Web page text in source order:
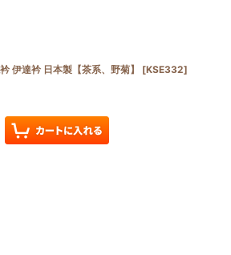
伊達衿 日本製【茶系、野菊】 [KSE332]